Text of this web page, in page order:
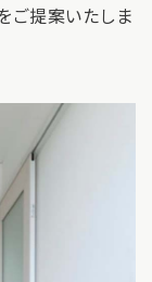
ご提案いたしま